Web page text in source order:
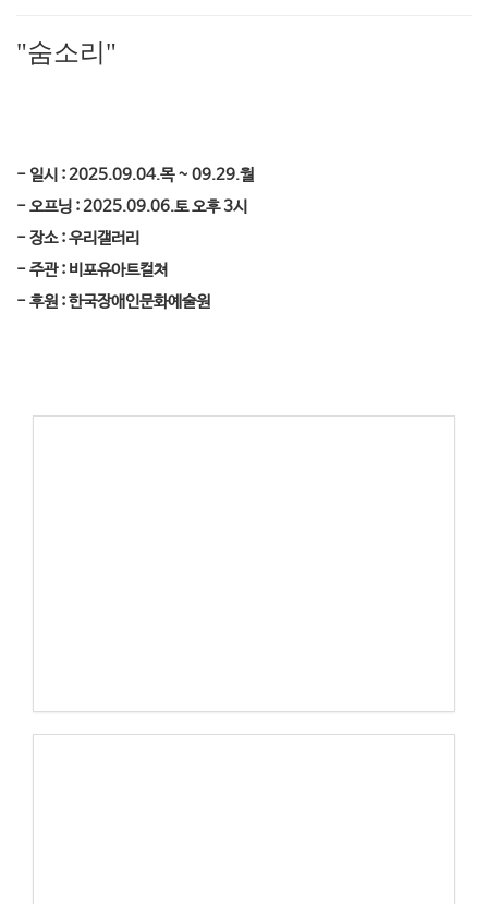
"숨소리"
- 일시 : 2025.09.04.목 ~ 09.29.월
- 오프닝 : 2025.09.06.토 오후 3시
- 장소 : 우리갤러리
- 주관 : 비포유아트컬쳐
- 후원 : 한국장애인문화예술원